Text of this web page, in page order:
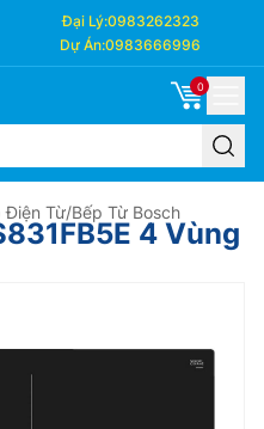
Đại Lý:0983262323
Dự Án:0983666996
0
Điện Từ/Bếp Từ Bosch
4 Vùng